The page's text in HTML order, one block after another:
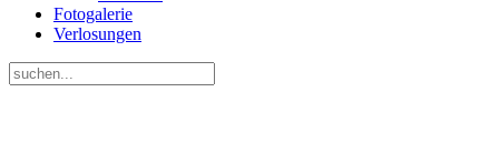
Fotogalerie
Verlosungen